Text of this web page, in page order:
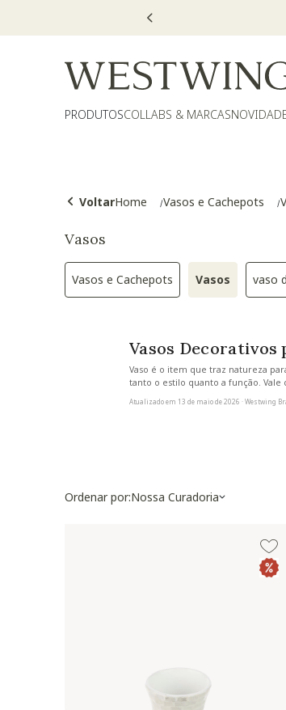
PRODUTOSCOLLABS & MARCAS
VoltarHome Vasos e Cachepots
Vasos
Vasos e CachepotsRefinar por Categoria: Vasos e
Vasos vaso
Vasos Decorativos
Vaso é o item que traz natureza
tanto o estilo quanto a função. Vale
Atualizado em 13 de maio de 2026 · Westwing
Ordenar por:Nossa Curadoria